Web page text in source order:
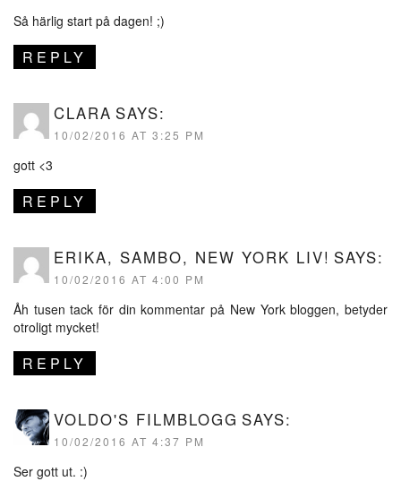
Så härlig start på dagen! ;)
REPLY
CLARA SAYS:
10/02/2016 AT 3:25 PM
gott <3
REPLY
ERIKA, SAMBO, NEW YORK LIV! SAYS:
10/02/2016 AT 4:00 PM
Åh tusen tack för din kommentar på New York bloggen, betyder
otroligt mycket!
REPLY
VOLDO'S FILMBLOGG SAYS:
10/02/2016 AT 4:37 PM
Ser gott ut. :)